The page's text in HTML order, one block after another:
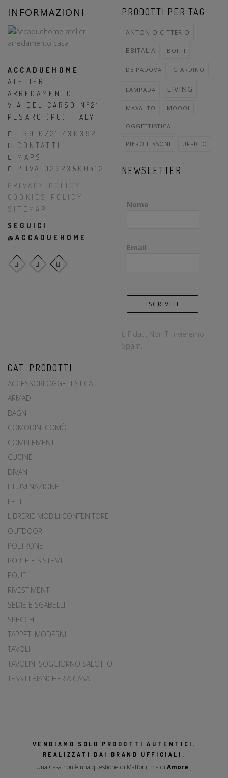
INFORMAZIONI
ACCADUEHOME
ATELIER
ARREDAMENTO
VIA DEL CARSO N°21
PESARO (PU) ITALY
+39 0721 430392
CONTATTI
MAPS
P.IVA 02023500412
PRIVACY POLICY
COOKIES POLICY
SITEMAP
SEGUICI
@ACCADUEHOME
PRODOTTI PER TAG
ANTONIO CITTERIO
BBITALIA BOFFI
DE PADOVA GIARDINO
LAMPADA LIVING
MAXALTO MOOOI
OGGETTISTICA
PIERO LISSONI UFFICIO
NEWSLETTER
Nome
Email
Fidati, Non Ti Invieremo
Spam.
CAT. PRODOTTI
ACCESSORI OGGETTISTICA
ARMADI
BAGNI
COMODINI COMÒ
COMPLEMENTI
CUCINE
DIVANI
ILLUMINAZIONE
LETTI
LIBRERIE MOBILI CONTENITORE
OUTDOOR
POLTRONE
PORTE E SISTEMI
POUF
RIVESTIMENTI
SEDIE E SGABELLI
SPECCHI
TAPPETI MODERNI
TAVOLI
TAVOLINI SOGGIORNO SALOTTO
TESSILI BIANCHERIA CASA
VENDIAMO SOLO PRODOTTI AUTENTICI,
REALIZZATI DAI BRAND UFFICIALI.
Una Casa non è una questione di Mattoni, ma di Amore